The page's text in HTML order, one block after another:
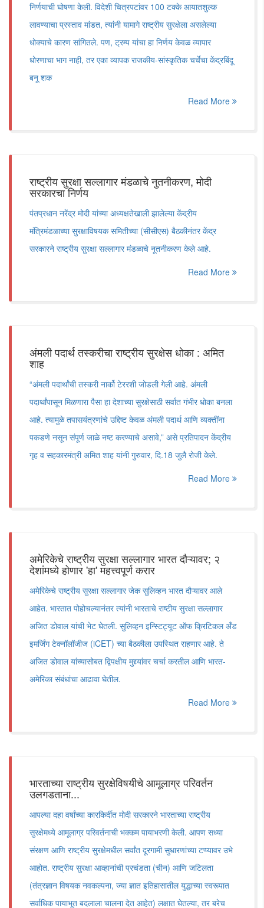
निर्णयाची घोषणा केली. विदेशी चित्रपटांवर 100 टक्के आयातशुल्क
लावण्याचा प्रस्ताव मांडत, त्यांनी यामागे राष्ट्रीय सुरक्षेला असलेल्या
धोक्याचे कारण सांगितले. पण, ट्रम्प यांचा हा निर्णय केवळ व्यापार
धोरणाचा भाग नाही, तर एका व्यापक राजकीय-सांस्कृतिक चर्चेचा केंद्रबिंदू
बनू शक
Read More
राष्ट्रीय सुरक्षा सल्लागार मंडळाचे नुतनीकरण, मोदी
सरकारचा निर्णय
पंतप्रधान नरेंद्र मोदी यांच्या अध्यक्षतेखाली झालेल्या केंद्रीय
मंत्रिमंडळाच्या सुरक्षाविषयक समितीच्या (सीसीएस) बैठकीनंतर केंद्र
सरकारने राष्ट्रीय सुरक्षा सल्लागार मंडळाचे नूतनीकरण केले आहे.
Read More
अंमली पदार्थ तस्करीचा राष्ट्रीय सुरक्षेस धोका : अमित
शाह
“अंमली पदार्थांची तस्करी नार्को टेररशी जोडली गेली आहे. अंमली
पदार्थांपासून मिळणारा पैसा हा देशाच्या सुरक्षेसाठी सर्वात गंभीर धोका बनला
आहे. त्यामुळे तपासयंत्रणांचे उद्दिष्ट केवळ अंमली पदार्थ आणि व्यक्तींना
पकडणे नसून संपूर्ण जाळे नष्ट करण्याचे असावे,” असे प्रतिपादन केंद्रीय
गृह व सहकारमंत्री अमित शाह यांनी गुरुवार, दि.18 जुलै रोजी केले.
Read More
अमेरिकेचे राष्ट्रीय सुरक्षा सल्लागार भारत दौऱ्यावर; २
देशांमध्ये होणार 'हा' महत्त्वपूर्ण करार
अमेरिकेचे राष्ट्रीय सुरक्षा सल्लागार जेक सुलिव्हन भारत दौऱ्यावर आले
आहेत. भारतात पोहोचल्यानंतर त्यांनी भारताचे राष्टीय सुरक्षा सल्लागार
अजित डोवाल यांची भेट घेतली. सुलिव्हन इन्स्टिट्यूट ऑफ क्रिटिकल अँड
इमर्जिंग टेक्नॉलॉजीज (iCET) च्या बैठकीला उपस्थित राहणार आहे. ते
अजित डोवाल यांच्यासोबत द्विपक्षीय मुद्द्यांवर चर्चा करतील आणि भारत-
अमेरिका संबंधांचा आढावा घेतील.
Read More
भारताच्या राष्ट्रीय सुरक्षेविषयीचे आमूलाग्र परिवर्तन
उलगडताना...
आपल्या दहा वर्षांच्या कारकिर्दीत मोदी सरकारने भारताच्या राष्ट्रीय
सुरक्षेमध्ये आमूलाग्र परिवर्तनाची भक्कम पायाभरणी केली. आपण सध्या
संरक्षण आणि राष्ट्रीय सुरक्षेमधील सर्वांत दूरगामी सुधारणांच्या टप्प्यावर उभे
आहोत. राष्ट्रीय सुरक्षा आव्हानांची प्रचंडता (चीन) आणि जटिलता
(तंत्रज्ञान विषयक नवकल्पना, ज्या ज्ञात इतिहासातील युद्धाच्या स्वरूपात
सर्वाधिक पायाभूत बदलाला चालना देत आहेत) लक्षात घेतल्या, तर बरेच